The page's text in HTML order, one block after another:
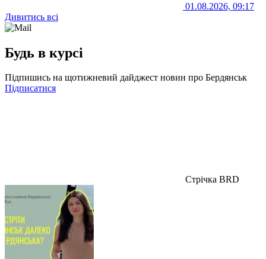
01.08.2026, 09:17
Дивитись всі
Будь в курсі
Підпишись на щотижневий дайджест новин про Бердянськ
Підписатися
Стрічка BRD